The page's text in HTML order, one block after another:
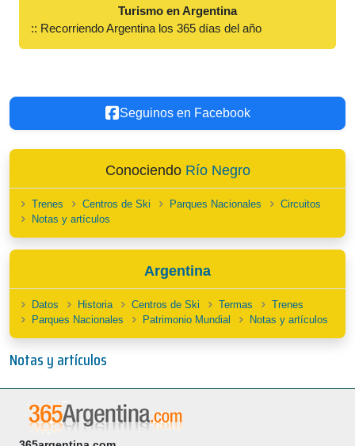
Turismo en Argentina
:: Recorriendo Argentina los 365 días del año
Seguinos en Facebook
Conociendo Río Negro
Trenes Centros de Ski Parques Nacionales
Circuitos
Notas y artículos
Argentina
Datos Historia Centros de Ski Termas
Trenes
Parques Nacionales
Patrimonio Mundial Notas y artículos
Notas y artículos